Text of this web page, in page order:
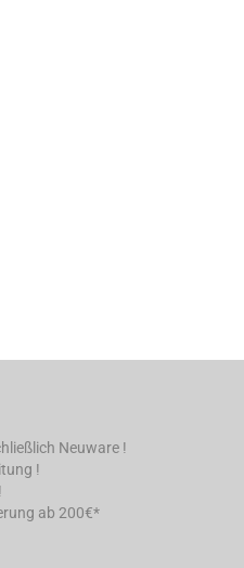
Neuware !
!
ab 200€*